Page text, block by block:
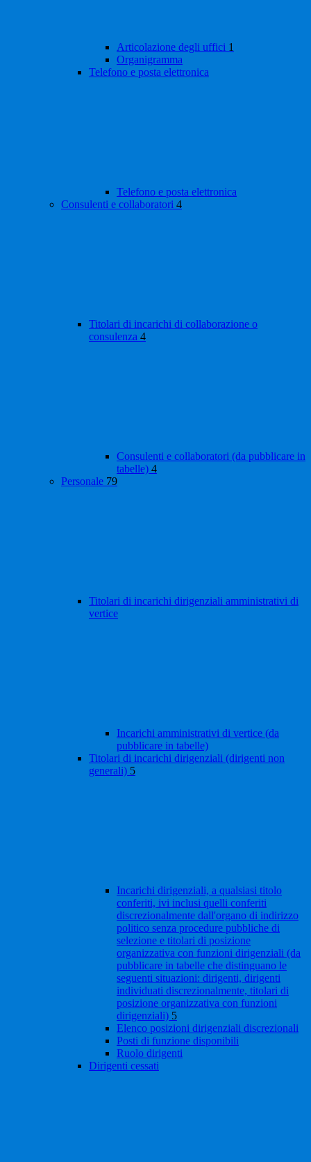
Articolazione degli uffici 1
Organigramma
Telefono e posta elettronica
Telefono e posta elettronica
Consulenti e collaboratori 4
Titolari di incarichi di collaborazione o
consulenza 4
Consulenti e collaboratori (da pubblicare in
tabelle) 4
Personale 79
Titolari di incarichi dirigenziali amministrativi di
vertice
Incarichi amministrativi di vertice (da
pubblicare in tabelle)
Titolari di incarichi dirigenziali (dirigenti non
generali) 5
Incarichi dirigenziali, a qualsiasi titolo
conferiti, ivi inclusi quelli conferiti
discrezionalmente dall'organo di indirizzo
politico senza procedure pubbliche di
selezione e titolari di posizione
organizzativa con funzioni dirigenziali (da
pubblicare in tabelle che distinguano le
seguenti situazioni: dirigenti, dirigenti
individuati discrezionalmente, titolari di
posizione organizzativa con funzioni
dirigenziali) 5
Elenco posizioni dirigenziali discrezionali
Posti di funzione disponibili
Ruolo dirigenti
Dirigenti cessati